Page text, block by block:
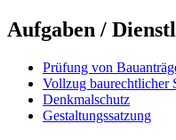
Aufgaben /
Prüfung von
Vollzug baurechtlicher
Denkmalschutz
Gestaltungssatzung